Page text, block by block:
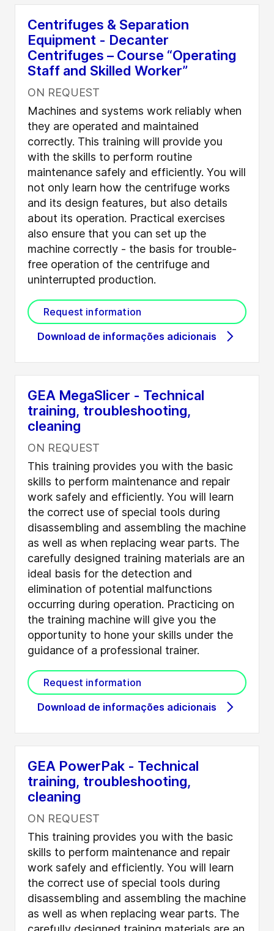
Centrifuges & Separation
Equipment - Decanter
Centrifuges – Course “Operating
Staff and Skilled Worker”
ON REQUEST
Machines and systems work reliably when
they are operated and maintained
correctly. This training will provide you
with the skills to perform routine
maintenance safely and efficiently. You will
not only learn how the centrifuge works
and its design features, but also details
about its operation. Practical exercises
also ensure that you can set up the
machine correctly - the basis for trouble-
free operation of the centrifuge and
uninterrupted production.
Request information
Download de informações adicionais
GEA MegaSlicer - Technical
training, troubleshooting,
cleaning
ON REQUEST
This training provides you with the basic
skills to perform maintenance and repair
work safely and efficiently. You will learn
the correct use of special tools during
disassembling and assembling the machine
as well as when replacing wear parts. The
carefully designed training materials are an
ideal basis for the detection and
elimination of potential malfunctions
occurring during operation. Practicing on
the training machine will give you the
opportunity to hone your skills under the
guidance of a professional trainer.
Request information
Download de informações adicionais
GEA PowerPak - Technical
training, troubleshooting,
cleaning
ON REQUEST
This training provides you with the basic
skills to perform maintenance and repair
work safely and efficiently. You will learn
the correct use of special tools during
disassembling and assembling the machine
as well as when replacing wear parts. The